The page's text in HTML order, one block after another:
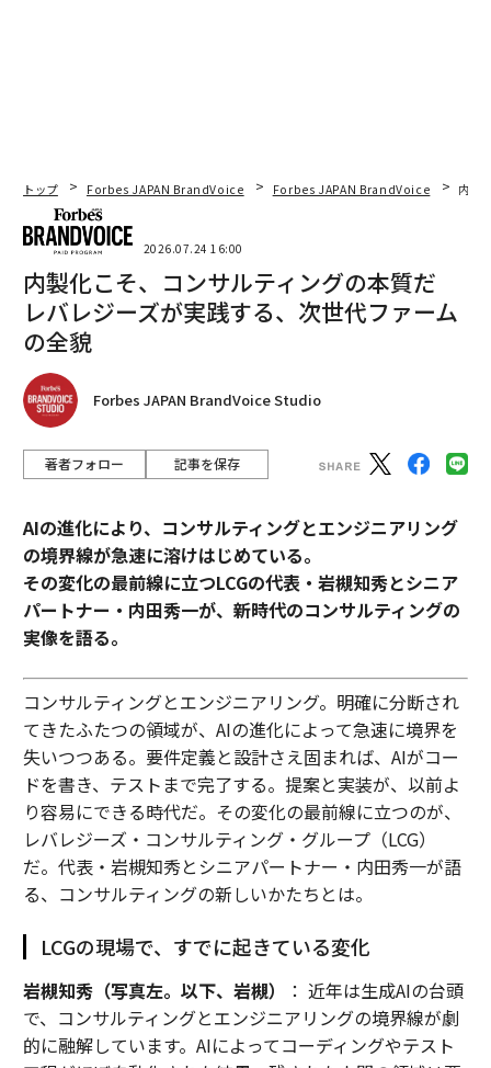
トップ Forbes JAPAN BrandVoice Forbes JAPAN BrandVoice 内製
2026.07.24 16:00
内製化こそ、コンサルティングの本質だ
レバレジーズが実践する、次世代ファーム
の全貌
Forbes JAPAN BrandVoice Studio
著者フォロー 記事を保存
AIの進化により、コンサルティングとエンジニアリング
の境界線が急速に溶けはじめている。
その変化の最前線に立つLCGの代表・岩槻知秀とシニア
パートナー・内田秀一が、新時代のコンサルティングの
実像を語る。
コンサルティングとエンジニアリング。明確に分断され
てきたふたつの領域が、AIの進化によって急速に境界を
失いつつある。要件定義と設計さえ固まれば、AIがコー
ドを書き、テストまで完了する。提案と実装が、以前よ
り容易にできる時代だ。その変化の最前線に立つのが、
レバレジーズ・コンサルティング・グループ（LCG）
だ。代表・岩槻知秀とシニアパートナー・内田秀一が語
る、コンサルティングの新しいかたちとは。
LCGの現場で、すでに起きている変化
岩槻知秀（写真左。以下、岩槻）
： 近年は生成AIの台頭
で、コンサルティングとエンジニアリングの境界線が劇
的に融解しています。AIによってコーディングやテスト